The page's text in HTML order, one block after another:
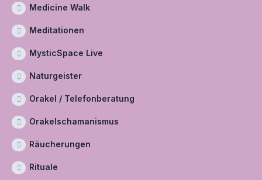
Medicine Walk
Meditationen
MysticSpace Live
Naturgeister
Orakel / Telefonberatung
Orakelschamanismus
Räucherungen
Rituale